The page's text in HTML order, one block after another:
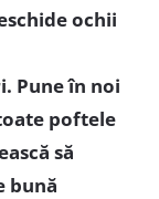
ochii
Pune în noi
poftele
să
bună